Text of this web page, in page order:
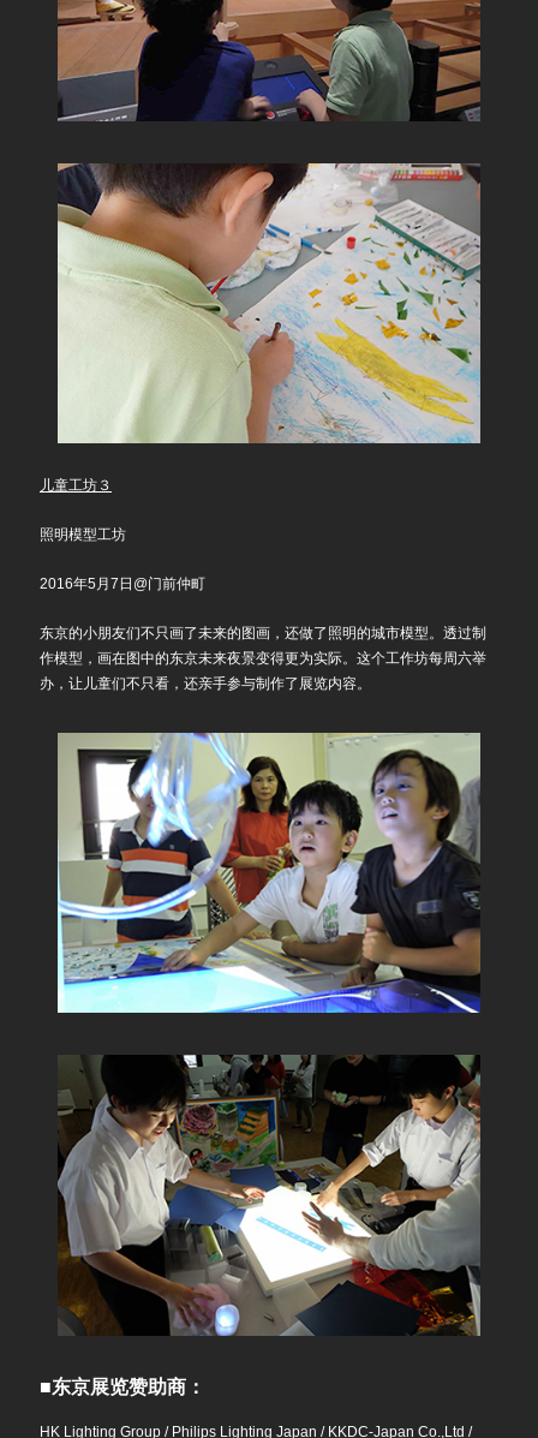
儿童工坊３
照明模型工坊
2016年5月7日@门前仲町
东京的小朋友们不只画了未来的图画，还做了照明的城市模型。透过制
作模型，画在图中的东京未来夜景变得更为实际。这个工作坊每周六举
办，让儿童们不只看，还亲手参与制作了展览内容。
■东京展览赞助商：
HK Lighting Group / Philips Lighting Japan / KKDC-Japan Co.,Ltd /